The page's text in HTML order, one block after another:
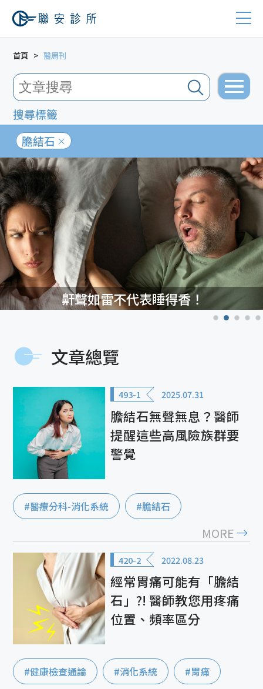
首頁 醫周刊
搜尋標籤
膽結石
鼾聲如雷不代表睡得香！
文章總覽
493-1 2025.07.31
膽結石無聲無息？醫師
提醒這些高風險族群要
警覺
#醫療分科-消化系統 #膽結石
MORE
420-2 2022.08.23
經常胃痛可能有「膽結
石」?! 醫師教您用疼痛
位置、頻率區分
#健康檢查通論 #消化系統 #胃痛